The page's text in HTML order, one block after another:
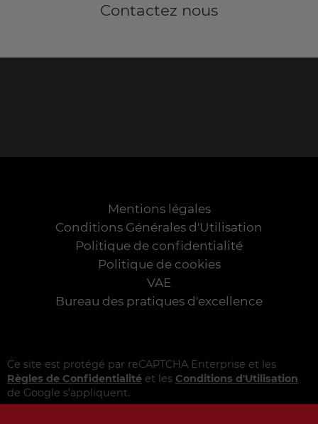
Contactez nous
Mentions légales
Conditions Générales d'Utilisation
Politique de confidentialité
Politique de cookies
VAE
Bureau des pratiques d'excellence
Ce site est protégé par reCAPTCHA Enterprise et les
Règles de Confidentialité et les Conditions d'Utilisation
de Google s'appliquent.